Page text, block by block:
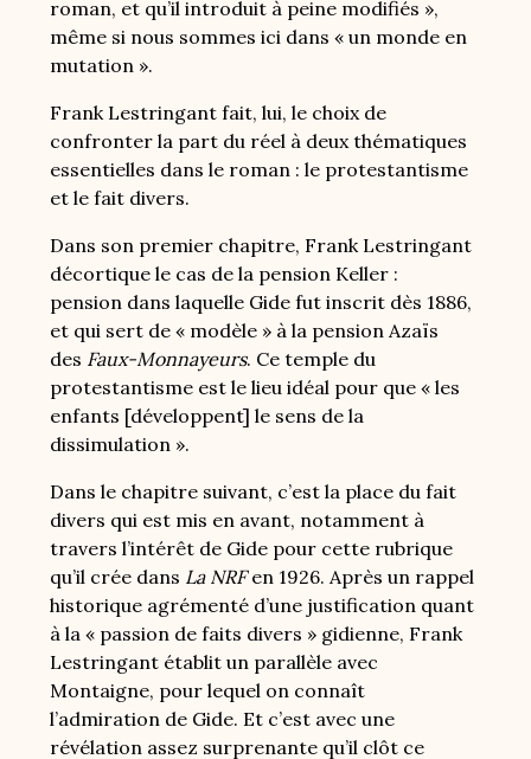
roman, et qu’il introduit à peine modifiés »,
même si nous sommes ici dans « un monde en
mutation ».
Frank Lestringant fait, lui, le choix de
confronter la part du réel à deux thématiques
essentielles dans le roman : le protestantisme
et le fait divers.
Dans son premier chapitre, Frank Lestringant
décortique le cas de la pension Keller :
pension dans laquelle Gide fut inscrit dès 1886,
et qui sert de « modèle » à la pension Azaïs
des Faux-Monnayeurs. Ce temple du
protestantisme est le lieu idéal pour que « les
enfants [développent] le sens de la
dissimulation ».
Dans le chapitre suivant, c’est la place du fait
divers qui est mis en avant, notamment à
travers l’intérêt de Gide pour cette rubrique
qu’il crée dans La NRFen 1926. Après un rappel
historique agrémenté d’une justification quant
à la « passion de faits divers » gidienne, Frank
Lestringant établit un parallèle avec
Montaigne, pour lequel on connaît
l’admiration de Gide. Et c’est avec une
révélation assez surprenante qu’il clôt ce